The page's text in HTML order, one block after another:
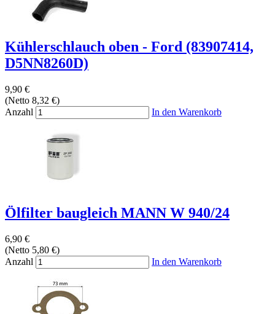
Kühlerschlauch oben - Ford (83907414,
D5NN8260D)
9,90 €
(Netto 8,32 €)
Anzahl
In den Warenkorb
Ölfilter baugleich MANN W 940/24
6,90 €
(Netto 5,80 €)
Anzahl
In den Warenkorb